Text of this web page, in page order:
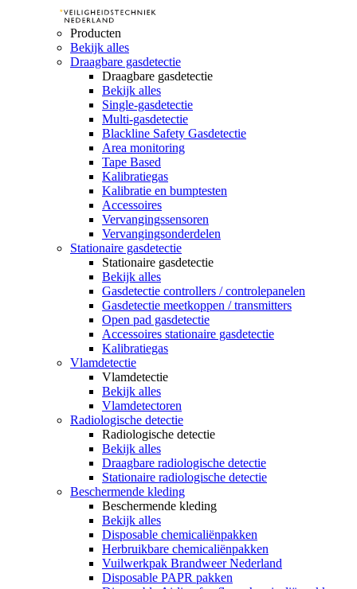
Producten
Bekijk alles
Draagbare gasdetectie
Draagbare gasdetectie
Bekijk alles
Single-gasdetectie
Multi-gasdetectie
Blackline Safety Gasdetectie
Area monitoring
Tape Based
Kalibratiegas
Kalibratie en bumptesten
Accessoires
Vervangingssensoren
Vervangingsonderdelen
Stationaire gasdetectie
Stationaire gasdetectie
Bekijk alles
Gasdetectie controllers / controlepanelen
Gasdetectie meetkoppen / transmitters
Open pad gasdetectie
Accessoires stationaire gasdetectie
Kalibratiegas
Vlamdetectie
Vlamdetectie
Bekijk alles
Vlamdetectoren
Radiologische detectie
Radiologische detectie
Bekijk alles
Draagbare radiologische detectie
Stationaire radiologische detectie
Beschermende kleding
Beschermende kleding
Bekijk alles
Disposable chemicaliënpakken
Herbruikbare chemicaliënpakken
Vuilwerkpak Brandweer Nederland
Disposable PAPR pakken